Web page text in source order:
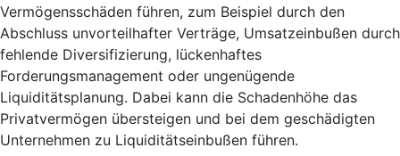
Vermögensschäden führen, zum Beispiel durch den
Abschluss unvorteilhafter Verträge, Umsatzeinbußen durch
fehlende Diversifizierung, lückenhaftes
Forderungsmanagement oder ungenügende
Liquiditätsplanung. Dabei kann die Schadenhöhe das
Privatvermögen übersteigen und bei dem geschädigten
Unternehmen zu Liquiditätseinbußen führen.